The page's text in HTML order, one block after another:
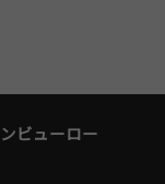
ビューロー